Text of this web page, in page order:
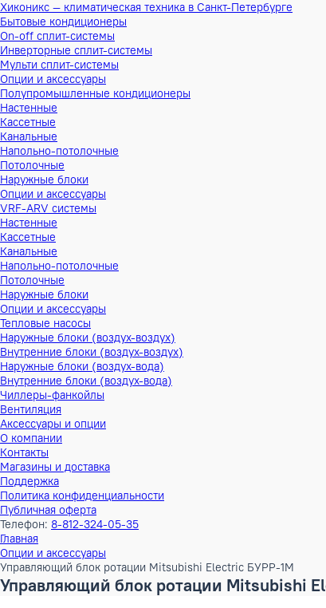
Хиконикс — климатическая техника в Санкт-Петербурге
Бытовые кондиционеры
On-off сплит-системы
Инверторные сплит-системы
Мульти сплит-системы
Опции и аксессуары
Полупромышленные кондиционеры
Настенные
Кассетные
Канальные
Напольно-потолочные
Потолочные
Наружные блоки
Опции и аксессуары
VRF-ARV системы
Настенные
Кассетные
Канальные
Напольно-потолочные
Потолочные
Наружные блоки
Опции и аксессуары
Тепловые насосы
Наружные блоки (воздух-воздух)
Внутренние блоки (воздух-воздух)
Наружные блоки (воздух-вода)
Внутренние блоки (воздух-вода)
Чиллеры-фанкойлы
Вентиляция
Аксессуары и опции
О компании
Контакты
Магазины и доставка
Поддержка
Политика конфиденциальности
Публичная оферта
Телефон:8-812-324-05-35
Главная